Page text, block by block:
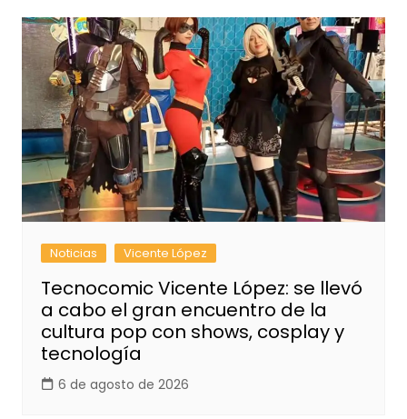
Noticias Vicente López
Tecnocomic Vicente López: se llevó
a cabo el gran encuentro de la
cultura pop con shows, cosplay y
tecnología
6 de agosto de 2026